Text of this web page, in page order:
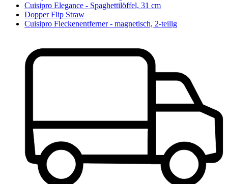
Cuisipro Elegance - Spaghettilöffel, 31 cm
Dopper Flip Straw
Cuisipro Fleckenentferner - magnetisch, 2-teilig